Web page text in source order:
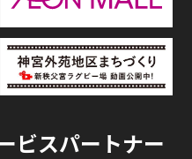
ビスパートナー